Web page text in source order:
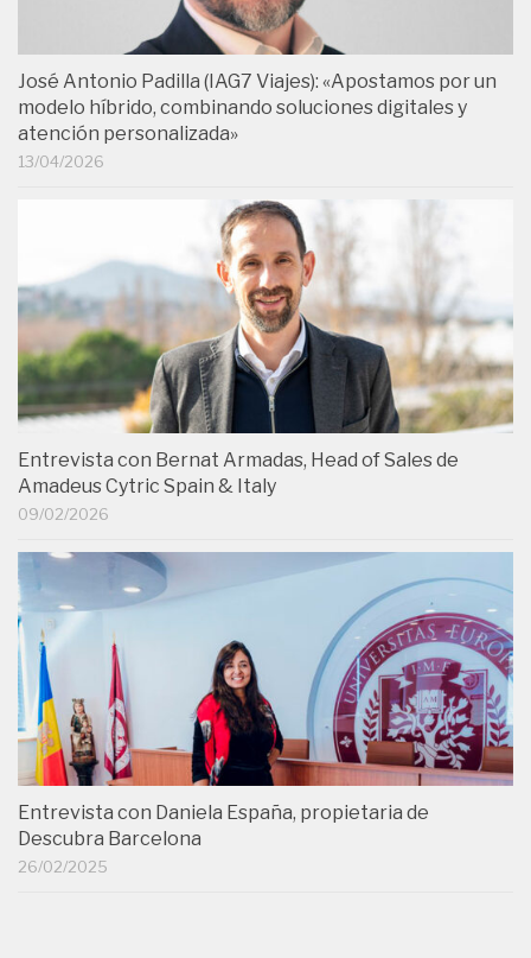
José Antonio Padilla (IAG7 Viajes): «Apostamos por un
modelo híbrido, combinando soluciones digitales y
atención personalizada»
13/04/2026
Entrevista con Bernat Armadas, Head of Sales de
Amadeus Cytric Spain & Italy
09/02/2026
Entrevista con Daniela España, propietaria de
Descubra Barcelona
26/02/2025